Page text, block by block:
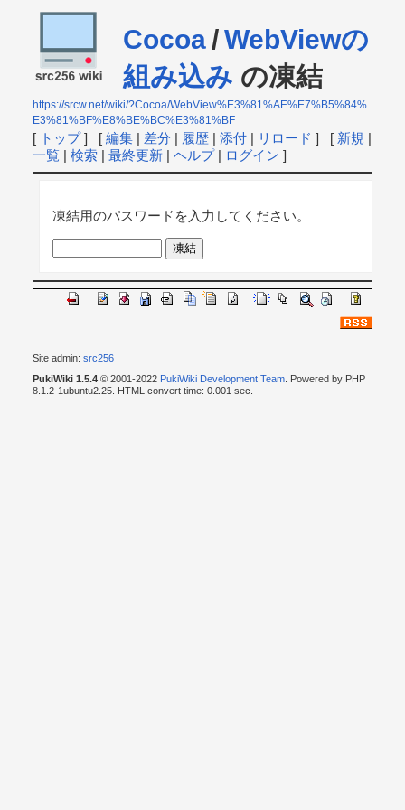
Cocoa/WebViewの
組み込み の凍結
https://srcw.net/wiki/?Cocoa/WebView%E3%81%AE%E7%B5%84%
E3%81%BF%E8%BE%BC%E3%81%BF
[ トップ] [ 編集| 差分 | 履歴| 添付| リロード ] [ 新規 |
一覧| 検索| 最終更新| ヘルプ| ログイン ]
凍結用のパスワードを入力してください。
Site admin: src256
PukiWiki 1.5.4© 2001-2022 PukiWiki Development Team. Powered by PHP
8.1.2-1ubuntu2.25. HTML convert time: 0.001 sec.